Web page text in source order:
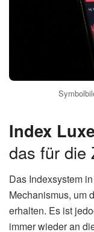
Arbeitnehmer und
und ihre Kaufkraft
ankurbeln und die
die Unternehmen
wiederum auf die
FC
Die Regierung
Inflation
die Energiepreise
entlasten.
Steuersenkungen